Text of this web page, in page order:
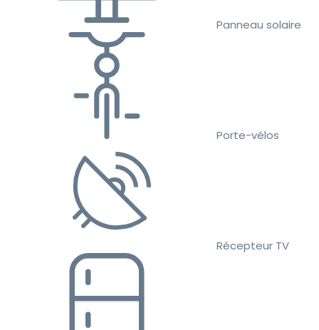
Panneau solaire
Porte-vélos
Récepteur TV